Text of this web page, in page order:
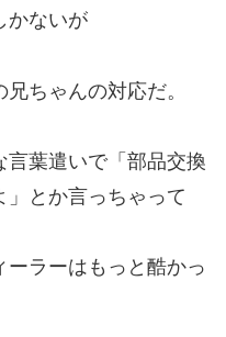
かないが
ちゃんの対応だ。
葉遣いで「部品交換
」とか言っちゃって
ーラーはもっと酷かっ